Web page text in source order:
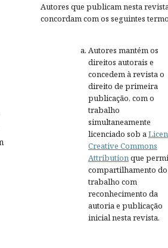
Autores que publicam nesta
concordam com os seguintes
Autores mantém os
direitos autorais e
concedem à revista o
direito de primeira
publicação, com o
trabalho
simultaneamente
licenciado sob a
Creative Commons
Attribution que
compartilhamento do
trabalho com
reconhecimento da
autoria e publicação
inicial nesta revista.